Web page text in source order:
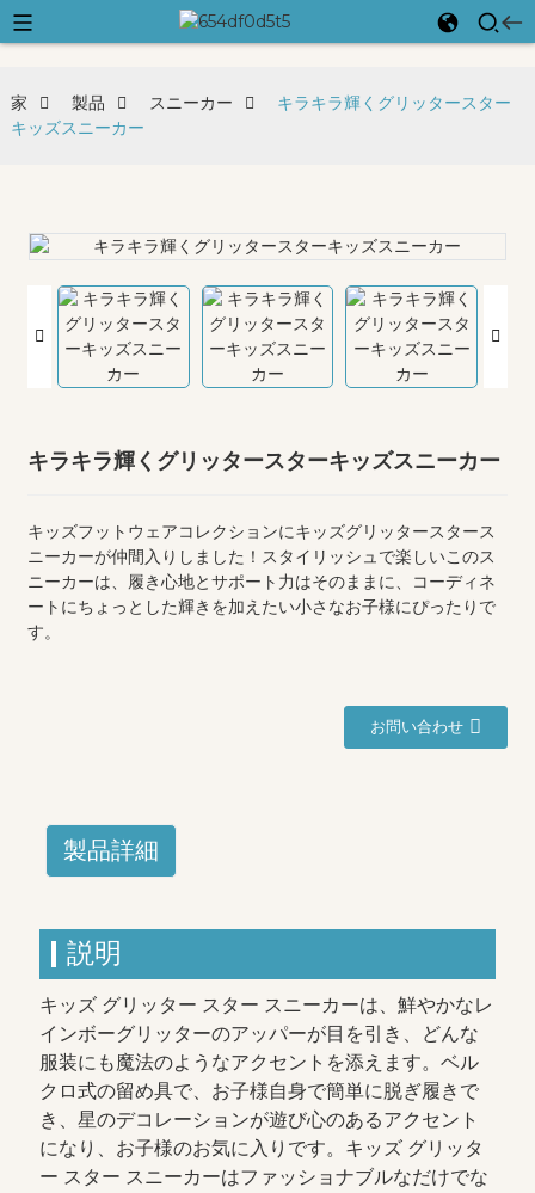
家 製品 スニーカー
キラキラ輝くグリッタースター
キッズスニーカー
キラキラ輝くグリッタースターキッズスニーカー
キッズフットウェアコレクションにキッズグリッタースタース
ニーカーが仲間入りしました！スタイリッシュで楽しいこのス
ニーカーは、履き心地とサポート力はそのままに、コーディネ
ートにちょっとした輝きを加えたい小さなお子様にぴったりで
す。
お問い合わせ
製品詳細
説明
キッズ グリッター スター スニーカーは、鮮やかなレ
インボーグリッターのアッパーが目を引き、どんな
服装にも魔法のようなアクセントを添えます。ベル
クロ式の留め具で、お子様自身で簡単に脱ぎ履きで
き、星のデコレーションが遊び心のあるアクセント
になり、お子様のお気に入りです。キッズ グリッタ
ー スター スニーカーはファッショナブルなだけでな